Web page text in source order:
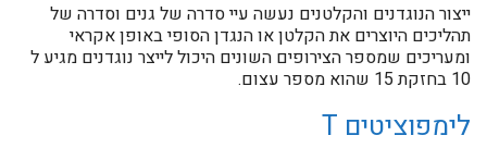
ייצור הנוגדנים והקלטנים נעשה עיי סדרה של גנים וסדרה של
תהליכים היוצרים את הקלטן או הנגדן הסופי באופן אקראי
ומעריכים שמספר הצירופים השונים היכול לייצר נוגדנים מגיע ל
10 בחזקת 15 שהוא מספר עצום.
לימפוציטים T